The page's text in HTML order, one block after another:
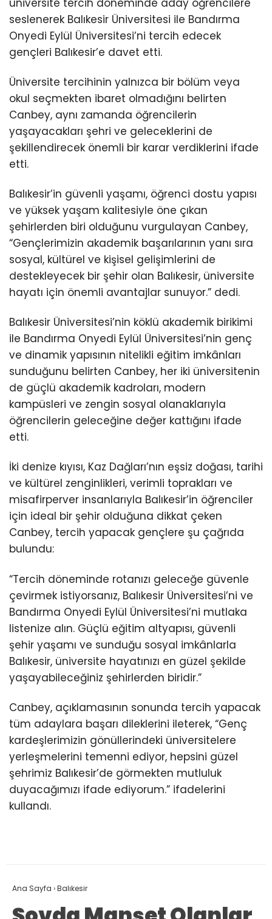
üniversite tercih döneminde aday öğrencilere
seslenerek Balıkesir Üniversitesi ile Bandırma
Onyedi Eylül Üniversitesi’ni tercih edecek
gençleri Balıkesir’e davet etti.
Üniversite tercihinin yalnızca bir bölüm veya
okul seçmekten ibaret olmadığını belirten
Canbey, aynı zamanda öğrencilerin
yaşayacakları şehri ve geleceklerini de
şekillendirecek önemli bir karar verdiklerini ifade
etti.
Balıkesir’in güvenli yaşamı, öğrenci dostu yapısı
ve yüksek yaşam kalitesiyle öne çıkan
şehirlerden biri olduğunu vurgulayan Canbey,
“Gençlerimizin akademik başarılarının yanı sıra
sosyal, kültürel ve kişisel gelişimlerini de
destekleyecek bir şehir olan Balıkesir, üniversite
hayatı için önemli avantajlar sunuyor.” dedi.
Balıkesir Üniversitesi’nin köklü akademik birikimi
ile Bandırma Onyedi Eylül Üniversitesi’nin genç
ve dinamik yapısının nitelikli eğitim imkânları
sunduğunu belirten Canbey, her iki üniversitenin
de güçlü akademik kadroları, modern
kampüsleri ve zengin sosyal olanaklarıyla
öğrencilerin geleceğine değer kattığını ifade
etti.
İki denize kıyısı, Kaz Dağları’nın eşsiz doğası, tarihi
ve kültürel zenginlikleri, verimli toprakları ve
misafirperver insanlarıyla Balıkesir’in öğrenciler
için ideal bir şehir olduğuna dikkat çeken
Canbey, tercih yapacak gençlere şu çağrıda
bulundu:
“Tercih döneminde rotanızı geleceğe güvenle
çevirmek istiyorsanız, Balıkesir Üniversitesi’ni ve
Bandırma Onyedi Eylül Üniversitesi’ni mutlaka
listenize alın. Güçlü eğitim altyapısı, güvenli
şehir yaşamı ve sunduğu sosyal imkânlarla
Balıkesir, üniversite hayatınızı en güzel şekilde
yaşayabileceğiniz şehirlerden biridir.”
Canbey, açıklamasının sonunda tercih yapacak
tüm adaylara başarı dileklerini ileterek, “Genç
kardeşlerimizin gönüllerindeki üniversitelere
yerleşmelerini temenni ediyor, hepsini güzel
şehrimiz Balıkesir’de görmekten mutluluk
duyacağımızı ifade ediyorum.” ifadelerini
kullandı.
Ana Sayfa ›Balıkesir